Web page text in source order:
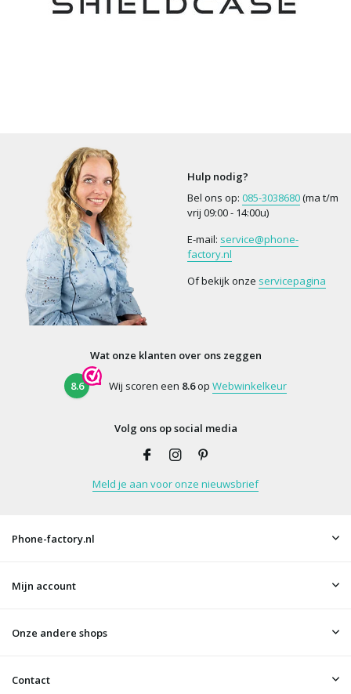
Hulp nodig?
Bel ons op: 085-3038680(ma t/m
vrij 09:00 - 14:00u)
E-mail: service@phone-
factory.nl
Of bekijk onze servicepagina
Wat onze klanten over ons zeggen
8.6 Wij scoren een 8.6op Webwinkelkeur
Volg ons op social media
Meld je aan voor onze nieuwsbrief
Phone-factory.nl
Mijn account
Onze andere shops
Contact